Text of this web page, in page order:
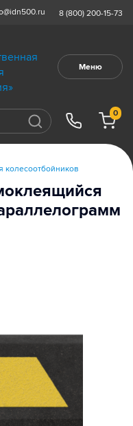
8 (800) 200-15-73
Меню
0
колесоотбойников